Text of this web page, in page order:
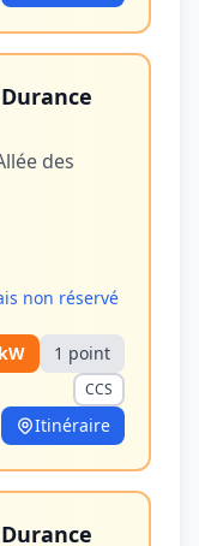
des
non réservé
kW 1 point
CCS
Itinéraire